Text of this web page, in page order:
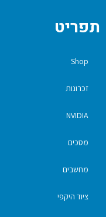
תפריט
Shop
זכרונות
NVIDIA
מסכים
מחשבים
ציוד היקפי